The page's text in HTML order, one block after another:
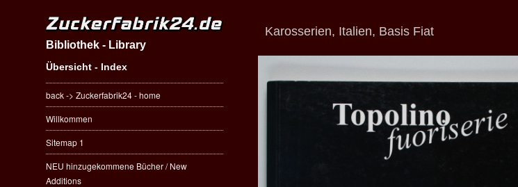
Bibliothek - Library
Übersicht - Index
back -> Zuckerfabrik24 - home
Willkommen
Sitemap 1
NEU hinzugekommene Bücher / New
Additions
Karosserien, Italien, Basis Fiat